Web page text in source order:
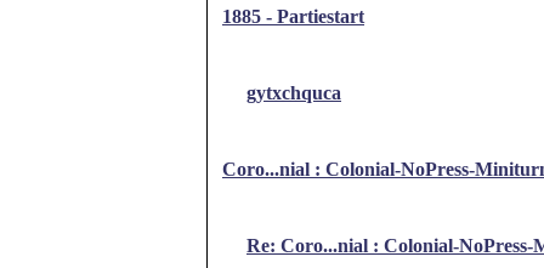
1885 - Partiestart
gytxchquca
Coro...nial : Colonial-NoPress-
Re: Coro...nial : Colonial-